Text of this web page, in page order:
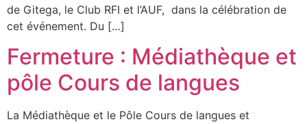
de Gitega, le Club RFI et l’AUF, dans la célébration de
cet événement. Du […]
Fermeture : Médiathèque et
pôle Cours de langues
La Médiathèque et le Pôle Cours de langues et